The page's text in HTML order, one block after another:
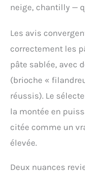
neige, chantilly —
Les avis
correctement les
pâte sablée, avec
(brioche «
réussis). Le
la montée en
citée comme un
élevée.
Deux nuances